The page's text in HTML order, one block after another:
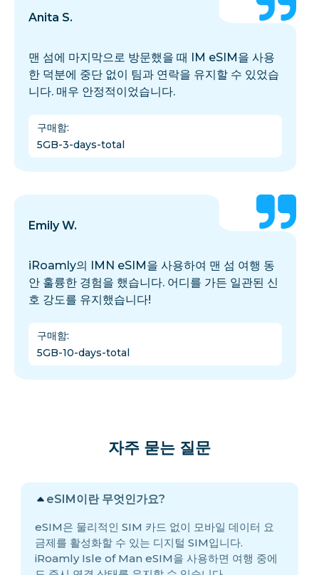
Anita S.
맨 섬에 마지막으로 방문했을 때 IM eSIM을 사용
한 덕분에 중단 없이 팀과 연락을 유지할 수 있었습
니다. 매우 안정적이었습니다.
구매함:
5GB-3-days-total
Emily W.
iRoamly의 IMN eSIM을 사용하여 맨 섬 여행 동
안 훌륭한 경험을 했습니다. 어디를 가든 일관된 신
호 강도를 유지했습니다!
구매함:
5GB-10-days-total
자주 묻는 질문
eSIM이란 무엇인가요?
eSIM은 물리적인 SIM 카드 없이 모바일 데이터 요
금제를 활성화할 수 있는 디지털 SIM입니다.
iRoamly Isle of Man eSIM을 사용하면 여행 중에